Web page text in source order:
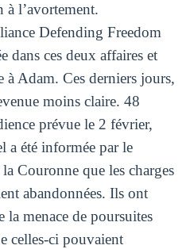
l’avortement.
Defending Freedom
dans ces deux affaires et
à Adam. Ces derniers jours,
moins claire. 48
prévue le 2 février,
a été informée par le
Couronne que les charges
abandonnées. Ils ont
la menace de poursuites
celles-ci pouvaient